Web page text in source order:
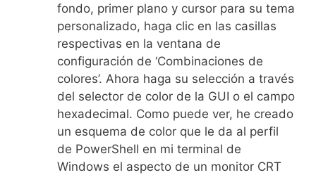
fondo, primer plano y cursor para su tema
personalizado, haga clic en las casillas
respectivas en la ventana de
configuración de ‘Combinaciones de
colores’. Ahora haga su selección a través
del selector de color de la GUI o el campo
hexadecimal. Como puede ver, he creado
un esquema de color que le da al perfil
de PowerShell en mi terminal de
Windows el aspecto de un monitor CRT